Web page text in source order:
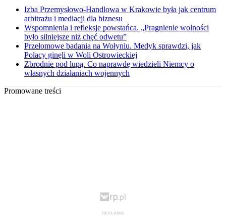
Izba Przemysłowo-Handlowa w Krakowie była jak centrum
arbitrażu i mediacji dla biznesu
Wspomnienia i refleksje powstańca. „Pragnienie wolności
było silniejsze niż chęć odwetu”
Przełomowe badania na Wołyniu. Medyk sprawdzi, jak
Polacy ginęli w Woli Ostrowieckiej
Zbrodnie pod lupą. Co naprawdę wiedzieli Niemcy o
własnych działaniach wojennych
Promowane treści